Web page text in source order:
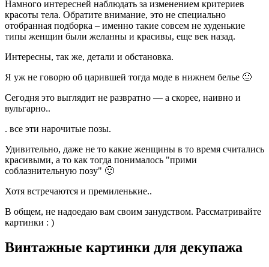
Намного интересней наблюдать за изменением критериев
красоты тела. Обратите внимание, это не специально
отобранная подборка – именно такие совсем не худенькие
типы женщин были желанны и красивы, еще век назад.
Интересны, так же, детали и обстановка.
Я уж не говорю об царившей тогда моде в нижнем белье 🙂
Сегодня это выглядит не развратно — а скорее, наивно и
вульгарно..
. все эти нарочитые позы.
Удивительно, даже не то какие женщины в то время считались
красивыми, а то как тогда понималось "прими
соблазнительную позу" 🙂
Хотя встречаются и премиленькие..
В общем, не надоедаю вам своим занудством. Рассматривайте
картинки : )
Винтажные картинки для декупажа